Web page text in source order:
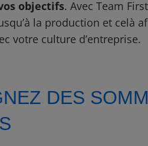
objectifs. Avec Team
la production et celà
votre culture d’entreprise.
DES